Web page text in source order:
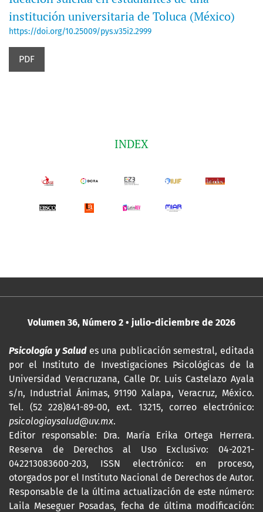
institución universitaria de Toluca (México)
https://doi.org/10.25009/pys.v35i2.2999
PDF
INDEX
Volumen 36, Número 2 • julio-diciembre de 2026
Psicología y Salud es una publicación semestral, editada
por el Instituto de Investigaciones Psicológicas de la
Universidad Veracruzana, Calle Dr. Luis Castelazo Ayala
s/n, Industrial Ánimas, 91190 Xalapa, Veracruz, México.
Tel. (52 228)841-89-00, ext. 13215, correo electrónico:
psicologiaysalud@uv.mx.
Editor responsable: Dra. María Erika Ortega Herrera.
Reserva de Derechos al Uso Exclusivo: 04-2021-
042213083600-203, ISSN electrónico: en proceso,
otorgados por el Instituto Nacional de Derechos de Autor.
Responsable de la última actualización de este número:
Laila Meseguer Posadas, fecha de última modificación: